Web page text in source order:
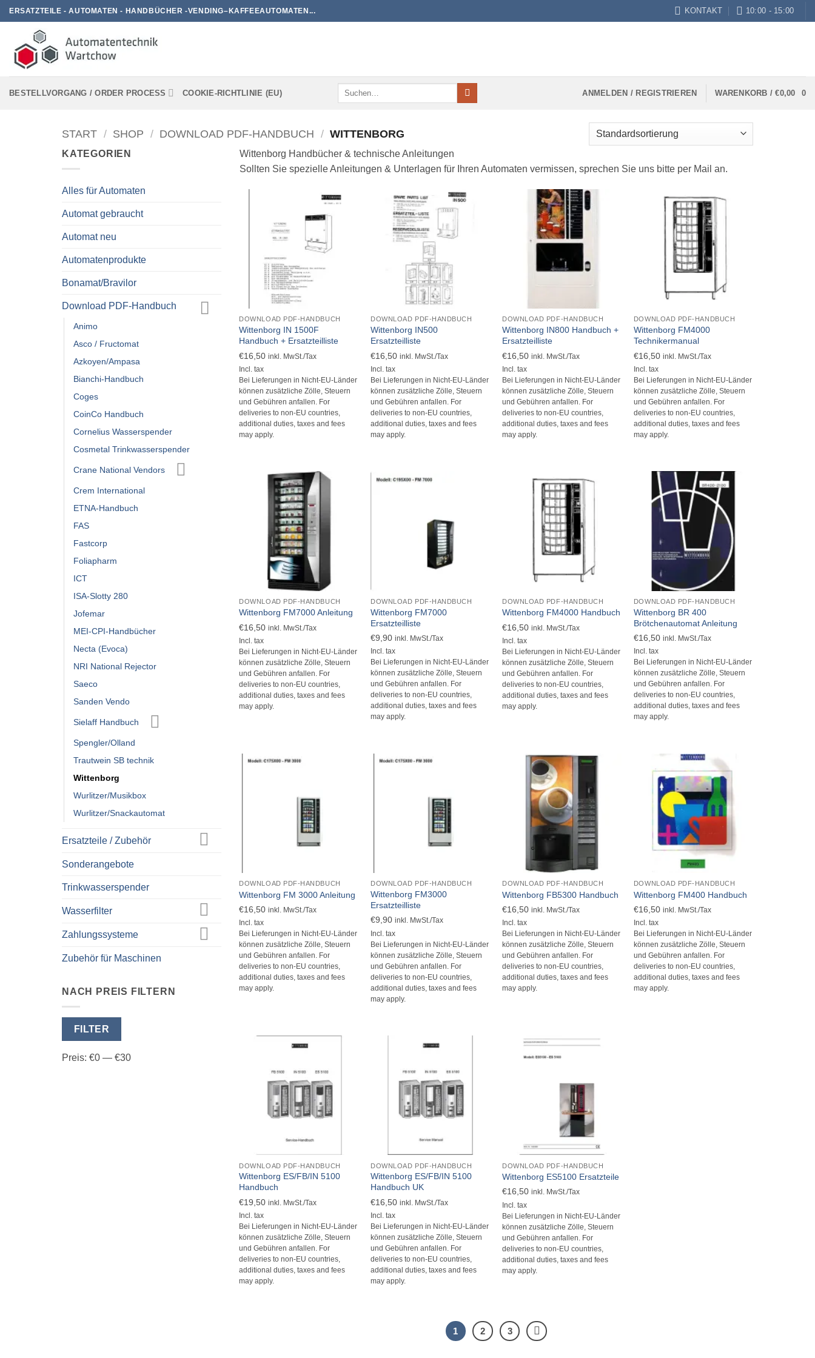
Zum
Inhalt
springen
ERSATZTEILE - AUTOMATEN - HANDBÜCHER -VENDING–KAFFEEAUTOMATEN... KONTAKT 10:00 - 15:00
BESTELLVORGANG / ORDER PROCESS COOKIE-RICHTLINIE (EU)
Suchen
ANMELDEN / REGISTRIEREN WARENKORB /€0,00 0
START / SHOP / DOWNLOAD PDF-HANDBUCH / WITTENBORG
KATEGORIEN
Alles für Automaten
Automat gebraucht
Automat neu
Automatenprodukte
Bonamat/Bravilor
Download PDF-Handbuch
Animo
Asco / Fructomat
Azkoyen/Ampasa
Bianchi-Handbuch
Coges
CoinCo Handbuch
Cornelius Wasserspender
Cosmetal Trinkwasserspender
Crane National Vendors
Crem International
ETNA-Handbuch
FAS
Fastcorp
Foliapharm
ICT
ISA-Slotty 280
Jofemar
MEI-CPI-Handbücher
Necta (Evoca)
NRI National Rejector
Saeco
Sanden Vendo
Sielaff Handbuch
Spengler/Olland
Trautwein SB technik
Wittenborg
Wurlitzer/Musikbox
Wurlitzer/Snackautomat
Ersatzteile / Zubehör
Sonderangebote
Trinkwasserspender
Wasserfilter
Zahlungssysteme
Zubehör für Maschinen
NACH PREIS FILTERN
Min.
Max.
FILTER
Preis: €0 — €30
Wittenborg Handbücher & technische Anleitungen
Sollten Sie spezielle Anleitungen & Unterlagen für Ihren Automaten vermissen, sprechen Sie uns bitte per Mail an.
DOWNLOAD PDF-HANDBUCH
Wittenborg IN 1500F
Handbuch + Ersatzteilliste
€16,50 inkl. MwSt./Tax
Incl. tax
Bei Lieferungen in Nicht-EU-Länder
können zusätzliche Zölle, Steuern
und Gebühren anfallen. For
deliveries to non-EU countries,
additional duties, taxes and fees
may apply.
DOWNLOAD PDF-HANDBUCH
Wittenborg IN500
Ersatzteilliste
€16,50 inkl. MwSt./Tax
Incl. tax
Bei Lieferungen in Nicht-EU-Länder
können zusätzliche Zölle, Steuern
und Gebühren anfallen. For
deliveries to non-EU countries,
additional duties, taxes and fees
may apply.
DOWNLOAD PDF-HANDBUCH
Wittenborg IN800 Handbuch +
Ersatzteilliste
€16,50 inkl. MwSt./Tax
Incl. tax
Bei Lieferungen in Nicht-EU-Länder
können zusätzliche Zölle, Steuern
und Gebühren anfallen. For
deliveries to non-EU countries,
additional duties, taxes and fees
may apply.
DOWNLOAD PDF-HANDBUCH
Wittenborg FM4000
Technikermanual
€16,50 inkl. MwSt./Tax
Incl. tax
Bei Lieferungen in Nicht-EU-Länder
können zusätzliche Zölle, Steuern
und Gebühren anfallen. For
deliveries to non-EU countries,
additional duties, taxes and fees
may apply.
DOWNLOAD PDF-HANDBUCH
Wittenborg FM7000 Anleitung
€16,50 inkl. MwSt./Tax
Incl. tax
Bei Lieferungen in Nicht-EU-Länder
können zusätzliche Zölle, Steuern
und Gebühren anfallen. For
deliveries to non-EU countries,
additional duties, taxes and fees
may apply.
DOWNLOAD PDF-HANDBUCH
Wittenborg FM7000
Ersatzteilliste
€9,90 inkl. MwSt./Tax
Incl. tax
Bei Lieferungen in Nicht-EU-Länder
können zusätzliche Zölle, Steuern
und Gebühren anfallen. For
deliveries to non-EU countries,
additional duties, taxes and fees
may apply.
DOWNLOAD PDF-HANDBUCH
Wittenborg FM4000 Handbuch
€16,50 inkl. MwSt./Tax
Incl. tax
Bei Lieferungen in Nicht-EU-Länder
können zusätzliche Zölle, Steuern
und Gebühren anfallen. For
deliveries to non-EU countries,
additional duties, taxes and fees
may apply.
DOWNLOAD PDF-HANDBUCH
Wittenborg BR 400
Brötchenautomat Anleitung
€16,50 inkl. MwSt./Tax
Incl. tax
Bei Lieferungen in Nicht-EU-Länder
können zusätzliche Zölle, Steuern
und Gebühren anfallen. For
deliveries to non-EU countries,
additional duties, taxes and fees
may apply.
DOWNLOAD PDF-HANDBUCH
Wittenborg FM 3000 Anleitung
€16,50 inkl. MwSt./Tax
Incl. tax
Bei Lieferungen in Nicht-EU-Länder
können zusätzliche Zölle, Steuern
und Gebühren anfallen. For
deliveries to non-EU countries,
additional duties, taxes and fees
may apply.
DOWNLOAD PDF-HANDBUCH
Wittenborg FM3000
Ersatzteilliste
€9,90 inkl. MwSt./Tax
Incl. tax
Bei Lieferungen in Nicht-EU-Länder
können zusätzliche Zölle, Steuern
und Gebühren anfallen. For
deliveries to non-EU countries,
additional duties, taxes and fees
may apply.
DOWNLOAD PDF-HANDBUCH
Wittenborg FB5300 Handbuch
€16,50 inkl. MwSt./Tax
Incl. tax
Bei Lieferungen in Nicht-EU-Länder
können zusätzliche Zölle, Steuern
und Gebühren anfallen. For
deliveries to non-EU countries,
additional duties, taxes and fees
may apply.
DOWNLOAD PDF-HANDBUCH
Wittenborg FM400 Handbuch
€16,50 inkl. MwSt./Tax
Incl. tax
Bei Lieferungen in Nicht-EU-Länder
können zusätzliche Zölle, Steuern
und Gebühren anfallen. For
deliveries to non-EU countries,
additional duties, taxes and fees
may apply.
DOWNLOAD PDF-HANDBUCH
Wittenborg ES/FB/IN 5100
Handbuch
€19,50 inkl. MwSt./Tax
Incl. tax
Bei Lieferungen in Nicht-EU-Länder
können zusätzliche Zölle, Steuern
und Gebühren anfallen. For
deliveries to non-EU countries,
additional duties, taxes and fees
may apply.
DOWNLOAD PDF-HANDBUCH
Wittenborg ES/FB/IN 5100
Handbuch UK
€16,50 inkl. MwSt./Tax
Incl. tax
Bei Lieferungen in Nicht-EU-Länder
können zusätzliche Zölle, Steuern
und Gebühren anfallen. For
deliveries to non-EU countries,
additional duties, taxes and fees
may apply.
DOWNLOAD PDF-HANDBUCH
Wittenborg ES5100 Ersatzteile
€16,50 inkl. MwSt./Tax
Incl. tax
Bei Lieferungen in Nicht-EU-Länder
können zusätzliche Zölle, Steuern
und Gebühren anfallen. For
deliveries to non-EU countries,
additional duties, taxes and fees
may apply.
1 2 3